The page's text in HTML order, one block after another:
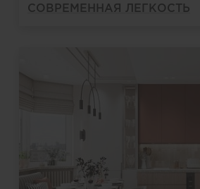
СОВРЕМЕННАЯ ЛЕГКОСТЬ